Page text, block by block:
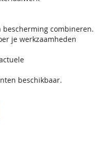
bescherming combineren.
je werkzaamheden
beschikbaar.